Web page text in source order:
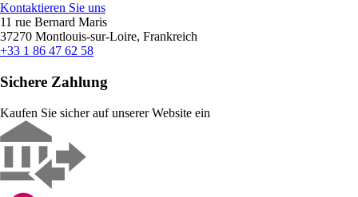
Kontaktieren Sie uns
11 rue Bernard Maris
37270 Montlouis-sur-Loire, Frankreich
+33 1 86 47 62 58
Sichere Zahlung
Kaufen Sie sicher auf unserer Website ein